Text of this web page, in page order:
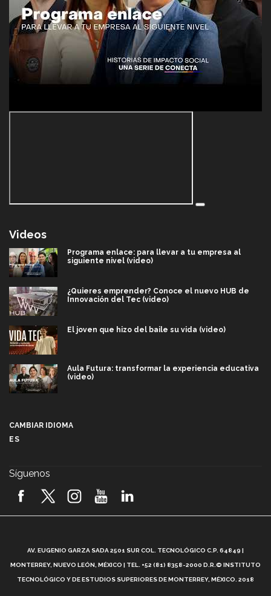
Videos
Programa enlace: para llevar a tu empresa al
siguiente nivel (video)
¿Quieres emprender? Conoce el nuevo HUB de
Innovación del Tec (video)
El joven que hizo del baile su vida (video)
Aula Futura: transformar la experiencia educativa
(video)
2026! (video)
¿Cómo es el Modelo Educativo Tec? (video)
CAMBIAR IDIOMA
ES
Síguenos
AV. EUGENIO GARZA SADA 2501 SUR COL. TECNOLÓGICO C.P. 64849 |
MONTERREY, NUEVO LEÓN, MÉXICO | TEL. +52 (81) 8358-2000 D.R.© INSTITUTO
TECNOLÓGICO Y DE ESTUDIOS SUPERIORES DE MONTERREY, MÉXICO. 2018